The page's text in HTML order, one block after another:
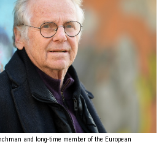
and long-time member of the European